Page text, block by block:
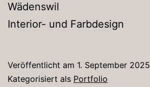
Wädenswil
Interior- und Farbdesign
Veröffentlicht am 1. September 2025
Kategorisiert als Portfolio